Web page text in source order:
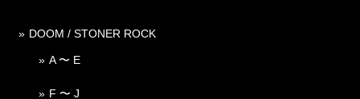
DOOM / STONER ROCK
A 〜 E
F 〜 J